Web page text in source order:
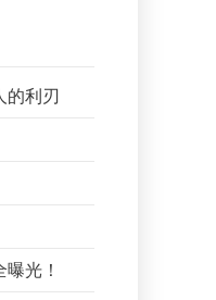
的利刃
光！